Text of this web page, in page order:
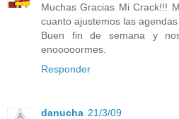
Muchas Gracias Mi Crack!!!
cuanto ajustemos las agendas
Buen fin de semana y
enooooormes.
Responder
danucha 21/3/09